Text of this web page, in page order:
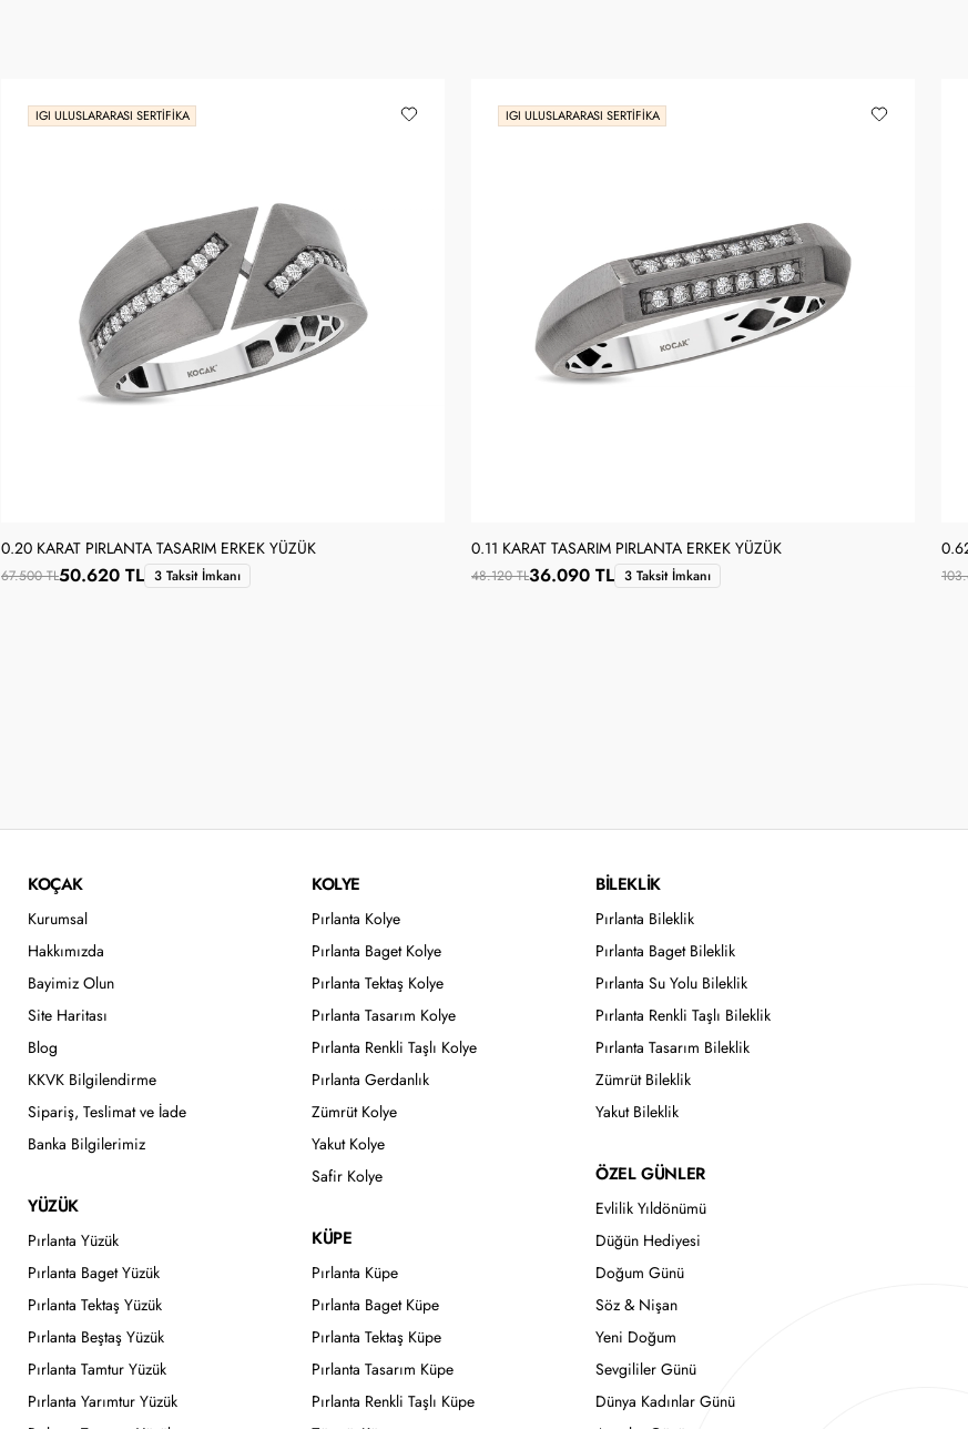
IGI ULUSLARARASI SERTIFIKA
0.20 KARAT PIRLANTA TASARIM ERKEK YÜZÜK
67.500 TL50.620 TL 3 Taksit İmkanı
IGI ULUSLARARASI SERTIFIKA
0.11 KARAT TASARIM PIRLANTA ERKEK YÜZÜK
48.120 TL36.090 TL 3 Taksit İmkanı
KOÇAK
Kurumsal
Hakkımızda
Bayimiz Olun
Site Haritası
Blog
KKVK Bilgilendirme
Sipariş, Teslimat ve İade
Banka Bilgilerimiz
YÜZÜK
Pırlanta Yüzük
Pırlanta Baget Yüzük
Pırlanta Tektaş Yüzük
Pırlanta Beştaş Yüzük
Pırlanta Tamtur Yüzük
Pırlanta Yarımtur Yüzük
KOLYE
Pırlanta Kolye
Pırlanta Baget Kolye
Pırlanta Tektaş Kolye
Pırlanta Tasarım Kolye
Pırlanta Renkli Taşlı Kolye
Pırlanta Gerdanlık
Zümrüt Kolye
Yakut Kolye
Safir Kolye
KÜPE
Pırlanta Küpe
Pırlanta Baget Küpe
Pırlanta Tektaş Küpe
Pırlanta Tasarım Küpe
Pırlanta Renkli Taşlı Küpe
BİLEKLİK
Pırlanta Bileklik
Pırlanta Baget Bileklik
Pırlanta Su Yolu Bileklik
Pırlanta Renkli Taşlı Bileklik
Pırlanta Tasarım Bileklik
Zümrüt Bileklik
Yakut Bileklik
ÖZEL GÜNLER
Evlilik Yıldönümü
Düğün Hediyesi
Doğum Günü
Söz & Nişan
Yeni Doğum
Sevgililer Günü
Dünya Kadınlar Günü